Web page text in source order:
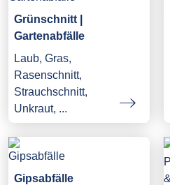
Grünschnitt |
Gartenabfälle
Laub, Gras,
Rasenschnitt,
Strauchschnitt,
Unkraut, ...
Gipsabfälle